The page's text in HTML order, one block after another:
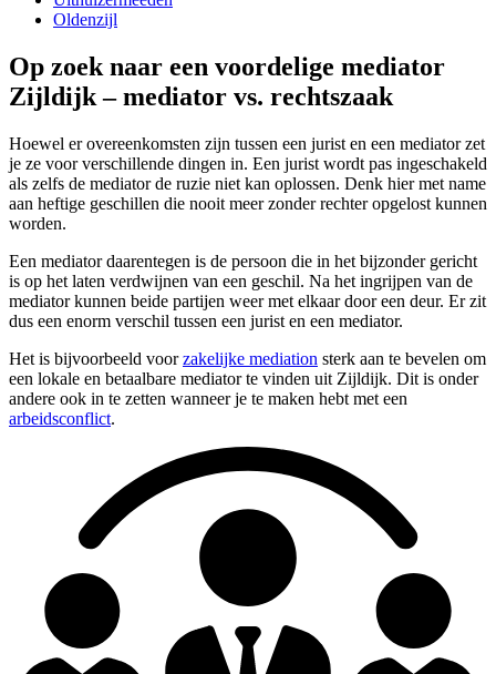
Oldenzijl
Op zoek naar een voordelige mediator
Zijldijk – mediator vs. rechtszaak
Hoewel er overeenkomsten zijn tussen een jurist en een mediator zet
je ze voor verschillende dingen in. Een jurist wordt pas ingeschakeld
als zelfs de mediator de ruzie niet kan oplossen. Denk hier met name
aan heftige geschillen die nooit meer zonder rechter opgelost kunnen
worden.
Een mediator daarentegen is de persoon die in het bijzonder gericht
is op het laten verdwijnen van een geschil. Na het ingrijpen van de
mediator kunnen beide partijen weer met elkaar door een deur. Er zit
dus een enorm verschil tussen een jurist en een mediator.
Het is bijvoorbeeld voorzakelijke mediation sterk aan te bevelen om
een lokale en betaalbare mediator te vinden uit Zijldijk. Dit is onder
andere ook in te zetten wanneer je te maken hebt met een
arbeidsconflict.